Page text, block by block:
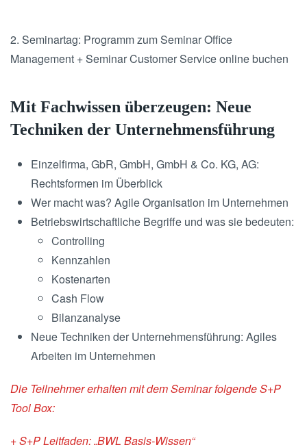
2. Seminartag: Programm zum Seminar Office
Management + Seminar Customer Service online buchen
Mit Fachwissen überzeugen: Neue
Techniken der Unternehmensführung
Einzelfirma, GbR, GmbH, GmbH & Co. KG, AG:
Rechtsformen im Überblick
Wer macht was? Agile Organisation im Unternehmen
Betriebswirtschaftliche Begriffe und was sie bedeuten:
Controlling
Kennzahlen
Kostenarten
Cash Flow
Bilanzanalyse
Neue Techniken der Unternehmensführung: Agiles
Arbeiten im Unternehmen
Die Teilnehmer erhalten mit dem Seminar folgende S+P
Tool Box:
+ S+P Leitfaden: „BWL Basis-Wissen“